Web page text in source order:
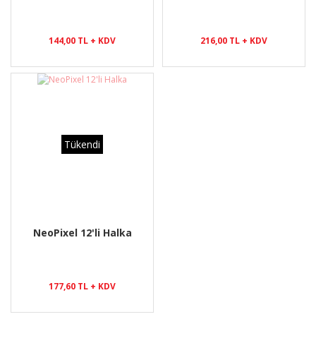
144,00 TL + KDV 216,00 TL + KDV
Tükendi
NeoPixel 12'li Halka
177,60 TL + KDV